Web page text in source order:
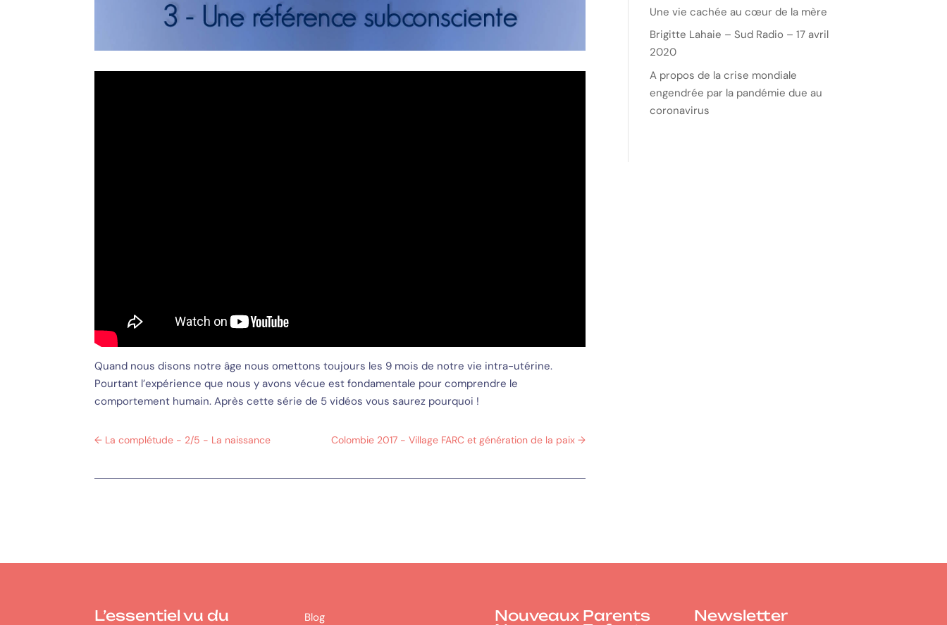
Quand nous disons notre âge nous omettons toujours les 9 mois de notre vie intra-utérine.
Pourtant l’expérience que nous y avons vécue est fondamentale pour comprendre le
comportement humain. Après cette série de 5 vidéos vous saurez pourquoi !
← La complétude - 2/5 - La naissance Colombie 2017 - Village FARC et génération de la paix →
Une vie cachée au cœur de la mère
Brigitte Lahaie – Sud Radio – 17 avril
2020
A propos de la crise mondiale
engendrée par la pandémie due au
coronavirus
L’essentiel vu du
Blog
Nouveaux Parents
Newsletter